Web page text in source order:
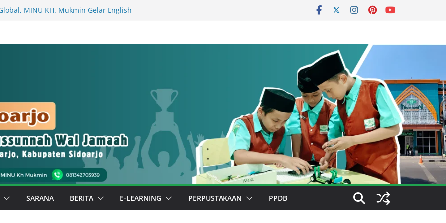
MINU KH. Mukmin Gelar English
Berbuah Prestasi, Kelas 3 Fahruddin
di Luar Madrasah
Berkarya, Special Day MINU KH.
Ekstrakurikuler dan Stan Budaya
SARANA BERITA E-LEARNING PERPUSTAKAAN PPDB